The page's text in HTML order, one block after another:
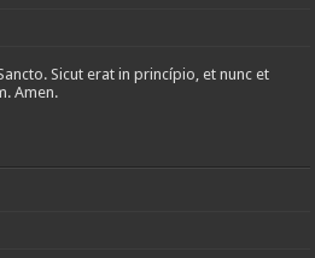
Sicut erat in princípio, et nunc et
Amen.